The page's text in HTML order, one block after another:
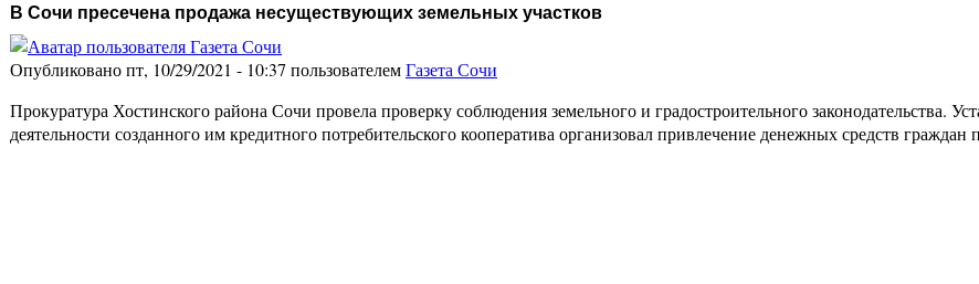
В Сочи пресечена продажа несуществующих земельных участков
Опубликовано пт, 10/29/2021 - 10:37 пользователемГазета Сочи
Прокуратура Хостинского района Сочи провела проверку соблюдения земельного и градостроительного законодательства.
деятельности созданного им кредитного потребительского кооператива организовал привлечение денежных средств